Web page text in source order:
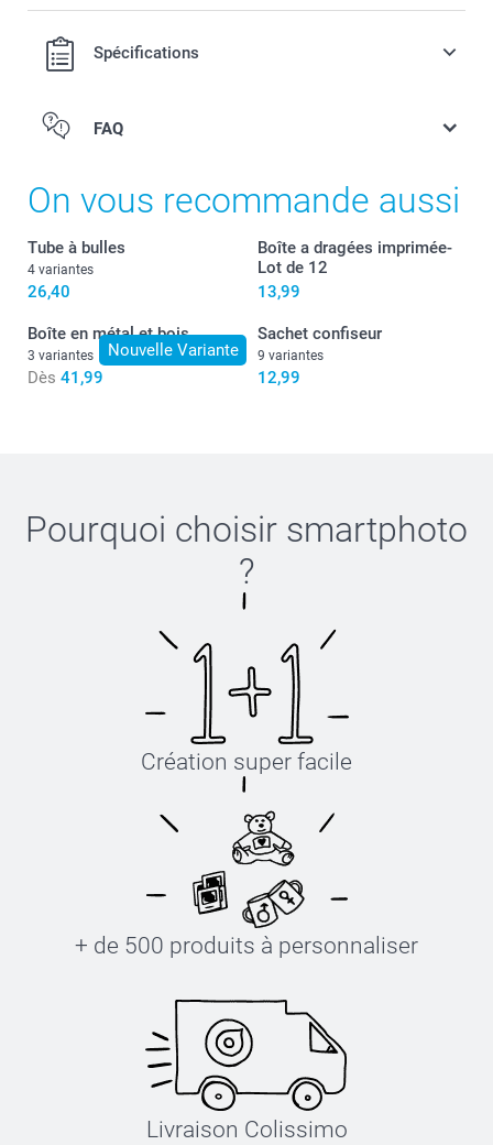
Spécifications
FAQ
On vous recommande aussi
Tube à bulles
4 variantes
26,40
Boîte a dragées imprimée-
Lot de 12
13,99
Nouvelle Variante
Boîte en métal et bois
3 variantes
Dès 41,99
Sachet confiseur
9 variantes
12,99
Pourquoi choisir smartphoto
?
Création super facile
+ de 500 produits à personnaliser
Livraison Colissimo